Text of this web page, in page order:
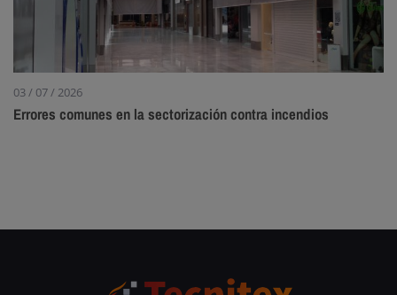
03 / 07 / 2026
Errores comunes en la sectorización contra incendios